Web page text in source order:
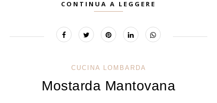
CONTINUA A LEGGERE
CUCINA LOMBARDA
Mostarda Mantovana